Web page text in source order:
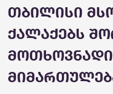
თბილისი
ქალაქებს
მოთხოვნადი